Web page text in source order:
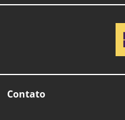
Contato